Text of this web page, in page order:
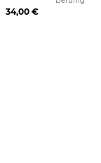
34,00 €